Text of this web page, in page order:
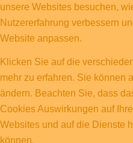
unsere Websites besuchen,
Nutzererfahrung verbessern
Website anpassen.
Klicken Sie auf die
mehr zu erfahren. Sie können
ändern. Beachten Sie, dass
Cookies Auswirkungen auf
Websites und auf die Dienste
können.